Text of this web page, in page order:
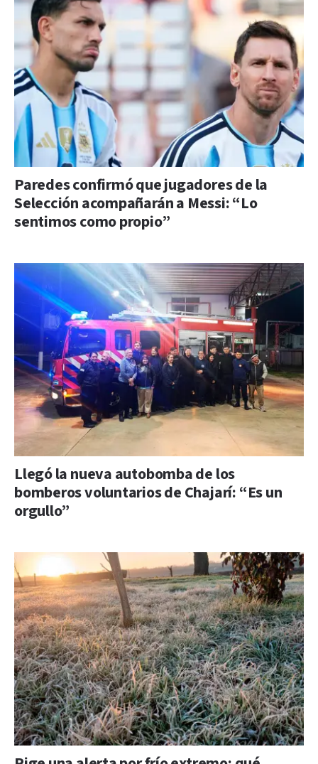
Paredes confirmó que jugadores de la
Selección acompañarán a Messi: “Lo
sentimos como propio”
Llegó la nueva autobomba de los
bomberos voluntarios de Chajarí: “Es un
orgullo”